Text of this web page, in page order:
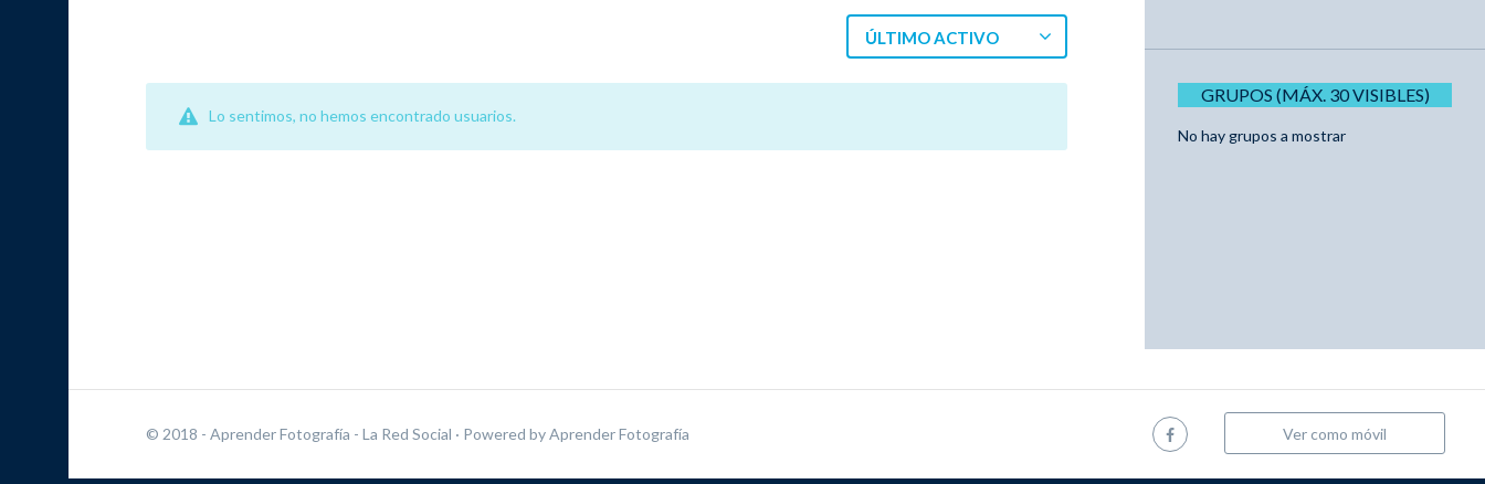
ÚLTIMO ACTIVO
Lo sentimos, no hemos encontrado usuarios.
GRUPOS (MÁX. 30 VISIBLES)
No hay grupos a mostrar
© 2018 - Aprender Fotografía - La Red Social · Powered byAprender Fotografía